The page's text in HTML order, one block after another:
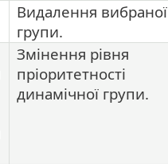
Видалення вибраної
групи.
Змінення рівня
пріоритетності
динамічної групи.